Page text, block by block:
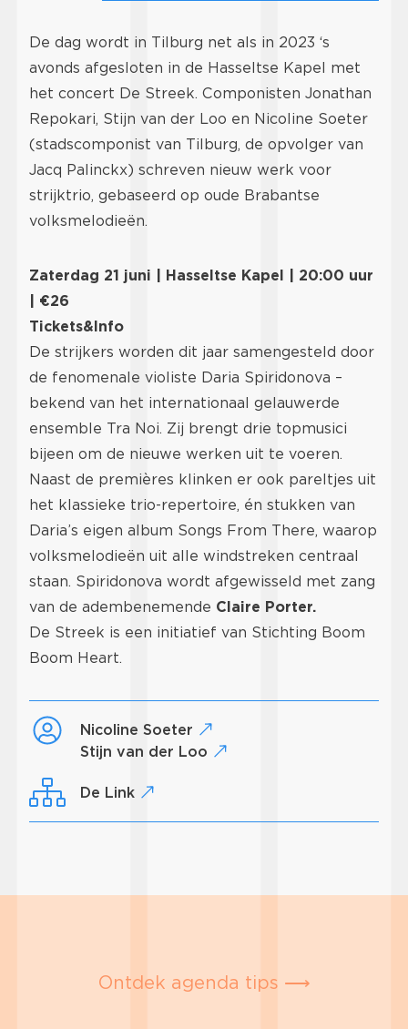
De dag wordt in Tilburg net als in 2023 ‘s
avonds afgesloten in de Hasseltse Kapel met
het concert De Streek. Componisten Jonathan
Repokari, Stijn van der Loo en Nicoline Soeter
(stadscomponist van Tilburg, de opvolger van
Jacq Palinckx) schreven nieuw werk voor
strijktrio, gebaseerd op oude Brabantse
volksmelodieën.
Zaterdag 21 juni | Hasseltse Kapel | 20:00 uur
| €26
Tickets&Info
De strijkers worden dit jaar samengesteld door
de fenomenale violiste Daria Spiridonova –
bekend van het internationaal gelauwerde
ensemble Tra Noi. Zij brengt drie topmusici
bijeen om de nieuwe werken uit te voeren.
Naast de premières klinken er ook pareltjes uit
het klassieke trio-repertoire, én stukken van
Daria’s eigen album Songs From There, waarop
volksmelodieën uit alle windstreken centraal
staan. Spiridonova wordt afgewisseld met zang
van de adembenemende Claire Porter.
De Streek is een initiatief van Stichting Boom
Boom Heart.
Nicoline Soeter
Stijn van der Loo
De Link
Ontdek agenda tips ⟶